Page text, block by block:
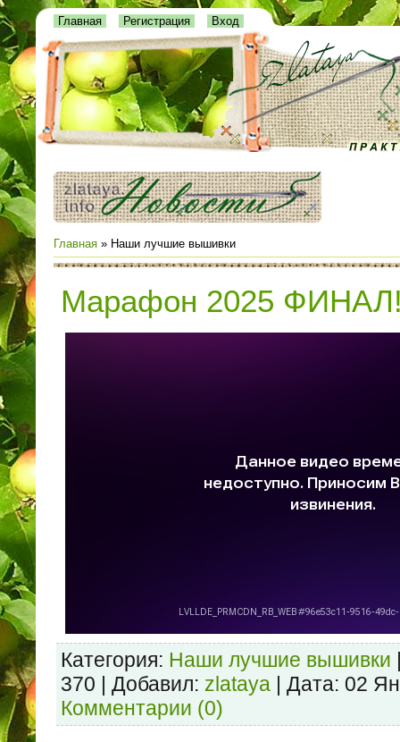
Главная Регистрация Вход
Главная » Наши лучшие вышивки
Марафон 2025
Категория: Наши лучшие вышивки
370 | Добавил: zlataya | Дата: 02
Комментарии (0)